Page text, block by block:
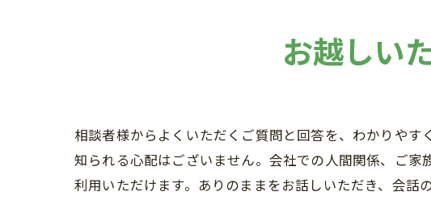
お越しい
相談者様からよくいただくご質問と回答を、わかりや
知られる心配はございません。会社での人間関係、ご
利用いただけます。ありのままをお話しいただき、会話